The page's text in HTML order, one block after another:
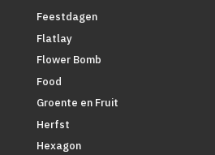
Feestdagen
Flatlay
Flower Bomb
Food
Groente en Fruit
Herfst
Hexagon